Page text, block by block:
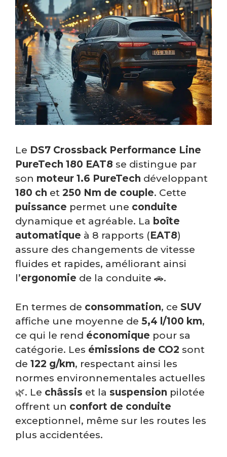
Le DS7 Crossback Performance Line
PureTech 180 EAT8 se distingue par
son moteur 1.6 PureTech développant
180 ch et 250 Nm de couple. Cette
puissance permet une conduite
dynamique et agréable. La boîte
automatique à 8 rapports (EAT8)
assure des changements de vitesse
fluides et rapides, améliorant ainsi
l’ergonomie de la conduite 🚗.
En termes de consommation, ce SUV
affiche une moyenne de 5,4 l/100 km,
ce qui le rend économique pour sa
catégorie. Les émissions de CO2 sont
de 122 g/km, respectant ainsi les
normes environnementales actuelles
🌿. Le châssis et la suspension pilotée
offrent un confort de conduite
exceptionnel, même sur les routes les
plus accidentées.